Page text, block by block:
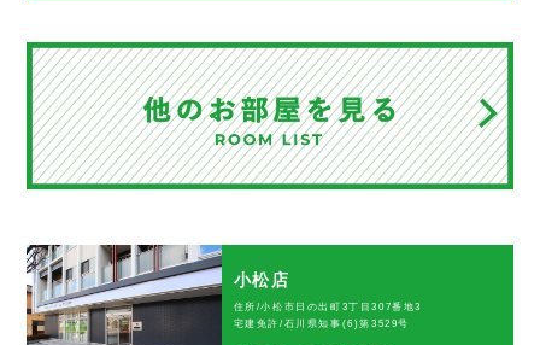
小松店
住所/小松市日の出町3丁目307番地3
宅建免許/石川県知事(6)第3529号